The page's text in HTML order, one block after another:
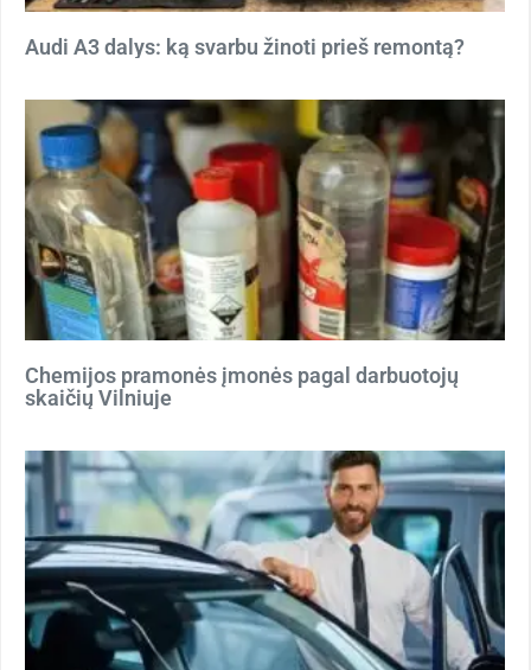
Audi A3 dalys: ką svarbu žinoti prieš remontą?
Chemijos pramonės įmonės pagal darbuotojų
skaičių Vilniuje